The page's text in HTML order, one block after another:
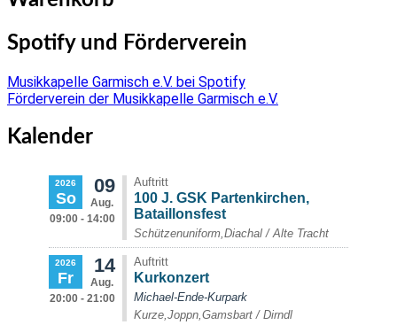
Spotify und Förderverein
Musikkapelle Garmisch e.V. bei Spotify
Förderverein der Musikkapelle Garmisch e.V.
Kalender